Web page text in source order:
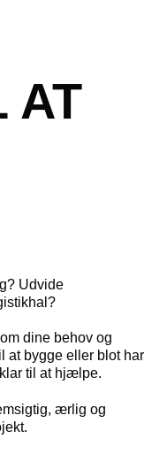
AT
Udvide
dine behov og
at bygge eller blot har
til at hjælpe.
ærlig og